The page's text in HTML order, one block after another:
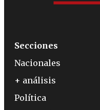
Secciones
Nacionales
+ análisis
Política